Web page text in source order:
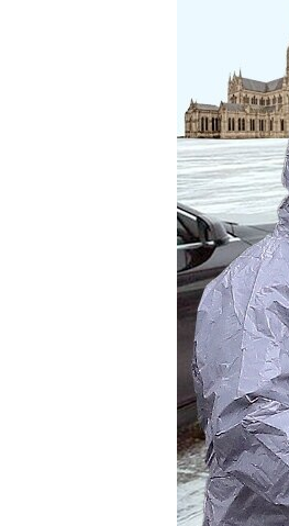
УКРАИНСКАЯ ПРОБЛЕМА КРЫМА